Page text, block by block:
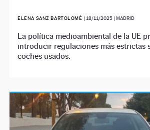
ELENA SANZ BARTOLOMÉ | 18/11/2025| MADRID
La política medioambiental de la UE
introducir regulaciones más estrictas
coches usados.